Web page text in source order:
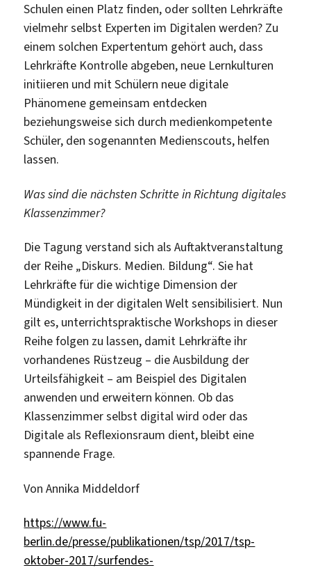
Schulen einen Platz finden, oder sollten Lehrkräfte
vielmehr selbst Experten im Digitalen werden? Zu
einem solchen Expertentum gehört auch, dass
Lehrkräfte Kontrolle abgeben, neue Lernkulturen
initiieren und mit Schülern neue digitale
Phänomene gemeinsam entdecken
beziehungsweise sich durch medienkompetente
Schüler, den sogenannten Medienscouts, helfen
lassen.
Was sind die nächsten Schritte in Richtung digitales
Klassenzimmer?
Die Tagung verstand sich als Auftaktveranstaltung
der Reihe „Diskurs. Medien. Bildung“. Sie hat
Lehrkräfte für die wichtige Dimension der
Mündigkeit in der digitalen Welt sensibilisiert. Nun
gilt es, unterrichtspraktische Workshops in dieser
Reihe folgen zu lassen, damit Lehrkräfte ihr
vorhandenes Rüstzeug – die Ausbildung der
Urteilsfähigkeit – am Beispiel des Digitalen
anwenden und erweitern können. Ob das
Klassenzimmer selbst digital wird oder das
Digitale als Reflexionsraum dient, bleibt eine
spannende Frage.
Von Annika Middeldorf
https://www.fu-
berlin.de/presse/publikationen/tsp/2017/tsp-
oktober-2017/surfendes-